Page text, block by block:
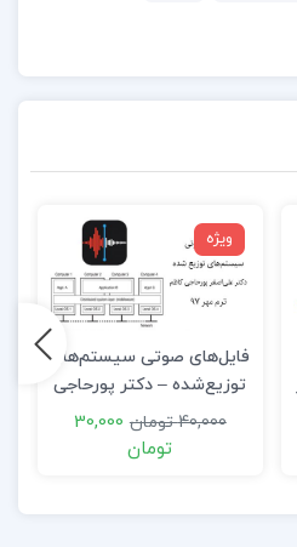
ویژه
فایل‌های صوتی سیستم‌های
توزیع‌شده – دکتر پورحاجی
کاظم 40,000 تومان
30,000
تومان